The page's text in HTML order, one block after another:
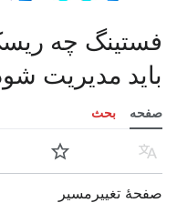
فستینگ چه
باید مدیریت
صفحه بحث
زبان پیگیری
صفحهٔ تغییرمسیر